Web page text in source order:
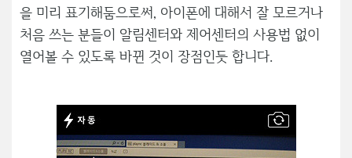
을 미리 표기해둠으로써, 아이폰에 대해서 잘 모르거나
처음 쓰는 분들이 알림센터와 제어센터의 사용법 없이
열어볼 수 있도록 바뀐 것이 장점인듯 합니다.